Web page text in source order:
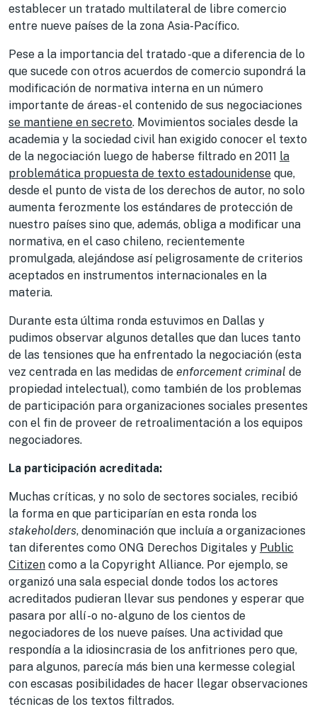
establecer un tratado multilateral de libre comercio
entre nueve países de la zona Asia-Pacífico.
Pese a la importancia del tratado -que a diferencia de lo
que sucede con otros acuerdos de comercio supondrá la
modificación de normativa interna en un número
importante de áreas- el contenido de sus negociaciones
se mantiene en secreto. Movimientos sociales desde la
academia y la sociedad civil han exigido conocer el texto
de la negociación luego de haberse filtrado en 2011 la
problemática propuesta de texto estadounidense que,
desde el punto de vista de los derechos de autor, no solo
aumenta ferozmente los estándares de protección de
nuestro países sino que, además, obliga a modificar una
normativa, en el caso chileno, recientemente
promulgada, alejándose así peligrosamente de criterios
aceptados en instrumentos internacionales en la
materia.
Durante esta última ronda estuvimos en Dallas y
pudimos observar algunos detalles que dan luces tanto
de las tensiones que ha enfrentado la negociación (esta
vez centrada en las medidas de enforcement criminal de
propiedad intelectual), como también de los problemas
de participación para organizaciones sociales presentes
con el fin de proveer de retroalimentación a los equipos
negociadores.
La participación acreditada:
Muchas críticas, y no solo de sectores sociales, recibió
la forma en que participarían en esta ronda los
stakeholders, denominación que incluía a organizaciones
tan diferentes como ONG Derechos Digitales y Public
Citizen como a la Copyright Alliance. Por ejemplo, se
organizó una sala especial donde todos los actores
acreditados pudieran llevar sus pendones y esperar que
pasara por allí -o no- alguno de los cientos de
negociadores de los nueve países. Una actividad que
respondía a la idiosincrasia de los anfitriones pero que,
para algunos, parecía más bien una kermesse colegial
con escasas posibilidades de hacer llegar observaciones
técnicas de los textos filtrados.